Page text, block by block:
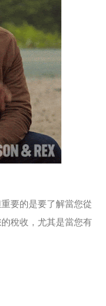
要的是要了解當您從
稅收，尤其是當您有